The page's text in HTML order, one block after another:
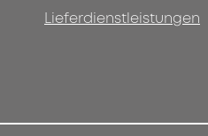
Lieferdienstleistungen